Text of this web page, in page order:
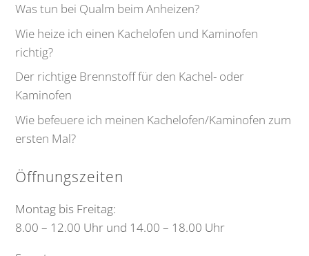
Was tun bei Qualm beim Anheizen?
Wie heize ich einen Kachelofen und Kaminofen
richtig?
Der richtige Brennstoff für den Kachel- oder
Kaminofen
Wie befeuere ich meinen Kachelofen/Kaminofen zum
ersten Mal?
Öffnungszeiten
Montag bis Freitag:
8.00 – 12.00 Uhr und 14.00 – 18.00 Uhr